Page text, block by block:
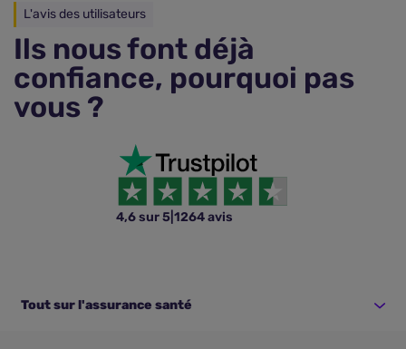
L'avis des utilisateurs
Ils nous font déjà
confiance, pourquoi pas
vous ?
4,6 sur 5 1264 avis
Tout sur l'assurance santé